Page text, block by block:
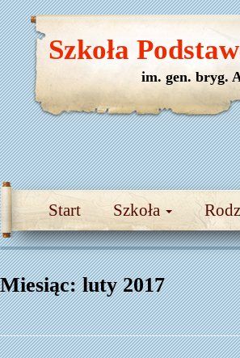
Start Szkoła
Szkoła
im. gen. bryg.
Miesiąc:luty 2017